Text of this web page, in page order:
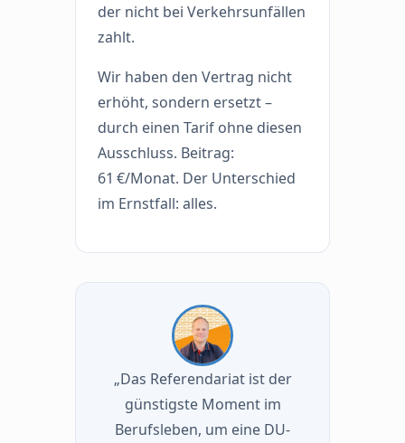
der nicht bei Verkehrsunfällen
zahlt.
Wir haben den Vertrag nicht
erhöht, sondern ersetzt –
durch einen Tarif ohne diesen
Ausschluss. Beitrag:
61 €/Monat. Der Unterschied
im Ernstfall: alles.
„Das Referendariat ist der
günstigste Moment im
Berufsleben, um eine DU-